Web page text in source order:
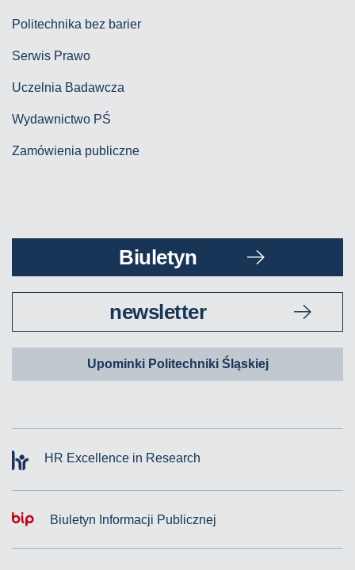
Politechnika bez barier
Serwis Prawo
Uczelnia Badawcza
Wydawnictwo PŚ
Zamówienia publiczne
Biuletyn
newsletter
Upominki Politechniki Śląskiej
HR Excellence in Research
Biuletyn Informacji Publicznej